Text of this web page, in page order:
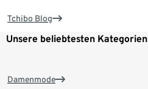
Tchibo Blog
Unsere beliebtesten Kategorien
Damenmode